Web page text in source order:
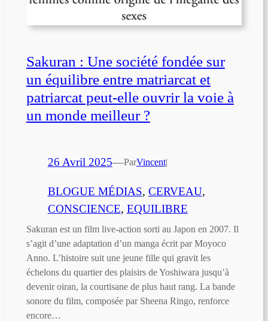
Sakuran : Une société fondée sur
un équilibre entre matriarcat et
patriarcat peut-elle ouvrir la voie à
un monde meilleur ?
26 Avril 2025—ParVincent|
BLOGUE MÉDIAS, CERVEAU
CONSCIENCE, EQUILIBRE
Sakuran est un film live-action sorti au Japon en 2007. Il
s’agit d’une adaptation d’un manga écrit par Moyoco
Anno. L’histoire suit une jeune fille qui gravit les
échelons du quartier des plaisirs de Yoshiwara jusqu’à
devenir oiran, la courtisane de plus haut rang. La bande
sonore du film, composée par Sheena Ringo, renforce
encore…